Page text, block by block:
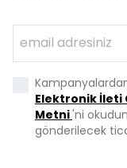
Elektronik İleti
Metni'ni
gönderilecek